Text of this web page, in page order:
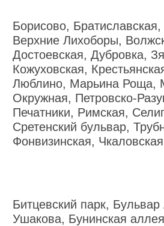
Борисово,
Верхние Лихоборы,
Достоевская, Дубровка,
Кожуховская,
Люблино, Марьина Роща,
Окружная, Петровско-
Печатники, Римская,
Сретенский бульвар,
Фонвизинская,
Битцевский парк,
Ушакова, Бунинская